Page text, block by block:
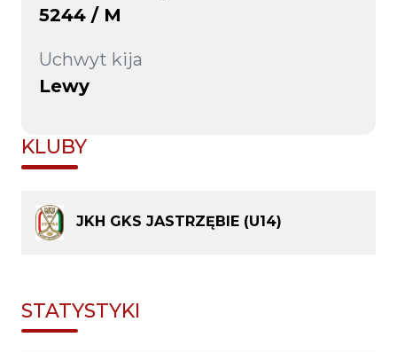
5244 / M
Uchwyt kija
Lewy
KLUBY
JKH GKS JASTRZĘBIE (U14)
STATYSTYKI